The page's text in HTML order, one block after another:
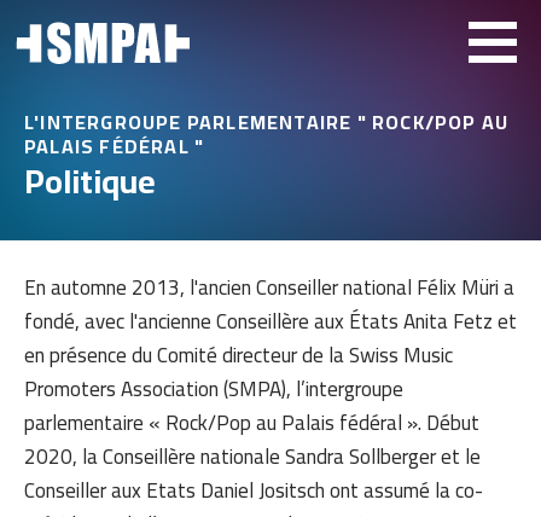
L'INTERGROUPE PARLEMENTAIRE " ROCK/POP AU
PALAIS FÉDÉRAL "
Politique
En automne 2013, l'ancien Conseiller national Félix Müri a
fondé, avec l'ancienne Conseillère aux États Anita Fetz et
en présence du Comité directeur de la Swiss Music
Promoters Association (SMPA), l’intergroupe
parlementaire « Rock/Pop au Palais fédéral ». Début
2020, la Conseillère nationale Sandra Sollberger et le
Conseiller aux Etats Daniel Jositsch ont assumé la co-